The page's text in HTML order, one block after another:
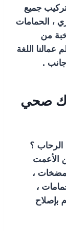
تركيب جميع
، الحمامات
من
عمالنا اللغة
.
صحي
الرحاب ؟
الأعمت
،
،
بإصلاح